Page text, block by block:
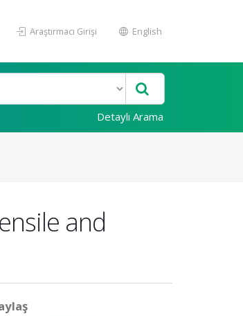
Araştırmacı Girişi English
Detaylı Arama
and